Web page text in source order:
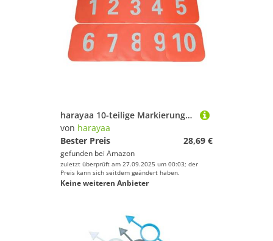
harayaa 10-teilige Markierungen, Flache Kegel, rutschfeste Mehrzweck-Bodenspielmatte, Agility-Punkte für Fußball, Basketball, Sport, Agilitätsübungen, Orange
von harayaa
Bester Preis
28,69 €
gefunden bei Amazon
zuletzt überprüft am 27.09.2025 um 00:03; der
Preis kann sich seitdem geändert haben.
Keine weiteren Anbieter